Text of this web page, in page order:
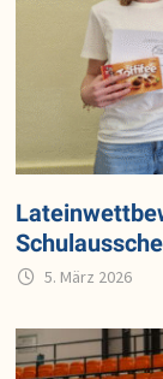
5. März 2026